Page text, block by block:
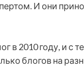
И они
в 2010 году, и
блогов на